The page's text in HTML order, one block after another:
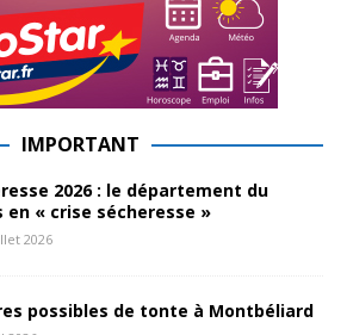
IMPORTANT
2026 : le département du
en « crise sécheresse »
2026
possibles de tonte à Montbéliard